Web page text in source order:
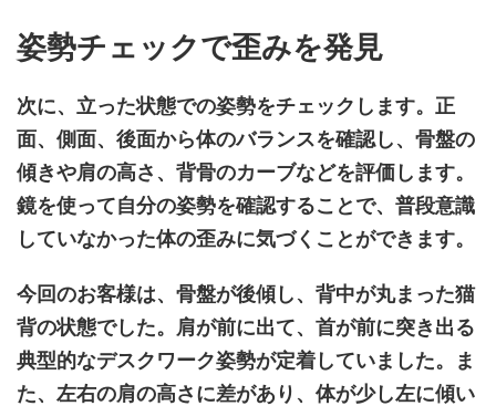
姿勢チェックで歪みを発見
次に、立った状態での姿勢をチェックします。正
面、側面、後面から体のバランスを確認し、骨盤の
傾きや肩の高さ、背骨のカーブなどを評価します。
鏡を使って自分の姿勢を確認することで、普段意識
していなかった体の歪みに気づくことができます。
今回のお客様は、骨盤が後傾し、背中が丸まった猫
背の状態でした。肩が前に出て、首が前に突き出る
典型的なデスクワーク姿勢が定着していました。ま
た、左右の肩の高さに差があり、体が少し左に傾い